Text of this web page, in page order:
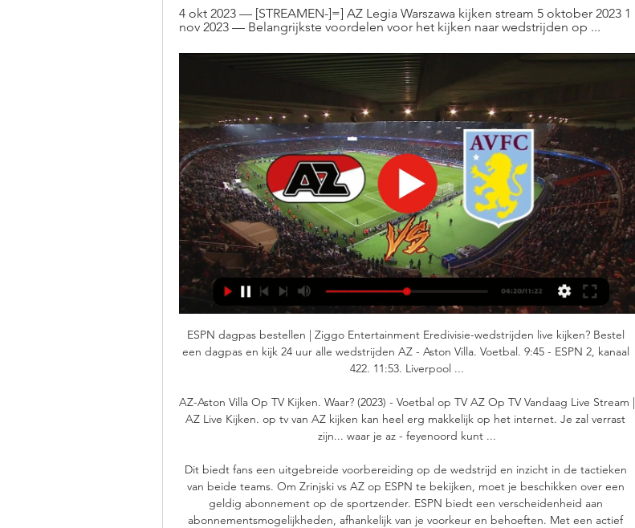
4 okt 2023 — [STREAMEN-]=] AZ Legia Warszawa kijken stream 5 oktober 2023 1
nov 2023 — Belangrijkste voordelen voor het kijken naar wedstrijden op ...
ESPN dagpas bestellen | Ziggo Entertainment Eredivisie-wedstrijden live kijken? Bestel
een dagpas en kijk 24 uur alle wedstrijden AZ - Aston Villa. Voetbal. 9:45 - ESPN 2, kanaal
422. 11:53. Liverpool ...
AZ-Aston Villa Op TV Kijken. Waar? (2023) - Voetbal op TV AZ Op TV Vandaag Live Stream |
AZ Live Kijken. op tv van AZ kijken kan heel erg makkelijk op het internet. Je zal verrast
zijn... waar je az - feyenoord kunt ...
Dit biedt fans een uitgebreide voorbereiding op de wedstrijd en inzicht in de tactieken
van beide teams. Om Zrinjski vs AZ op ESPN te bekijken, moet je beschikken over een
geldig abonnement op de sportzender. ESPN biedt een verscheidenheid aan
abonnementsmogelijkheden, afhankelijk van je voorkeur en behoeften. Met een actief